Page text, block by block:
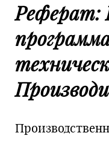
Реферат: